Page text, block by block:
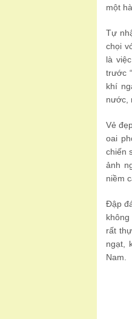
một
Tự
chọi
là
trước
khí
nước,
Vẻ
oai
chiến
ảnh
niềm
Đập
rất
ngạt,
Nam.